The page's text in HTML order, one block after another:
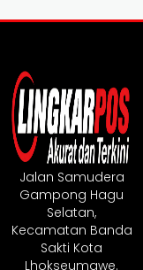
Jalan Samudera
Gampong Hagu
Selatan,
Kecamatan Banda
Sakti Kota
Lhokseumawe.